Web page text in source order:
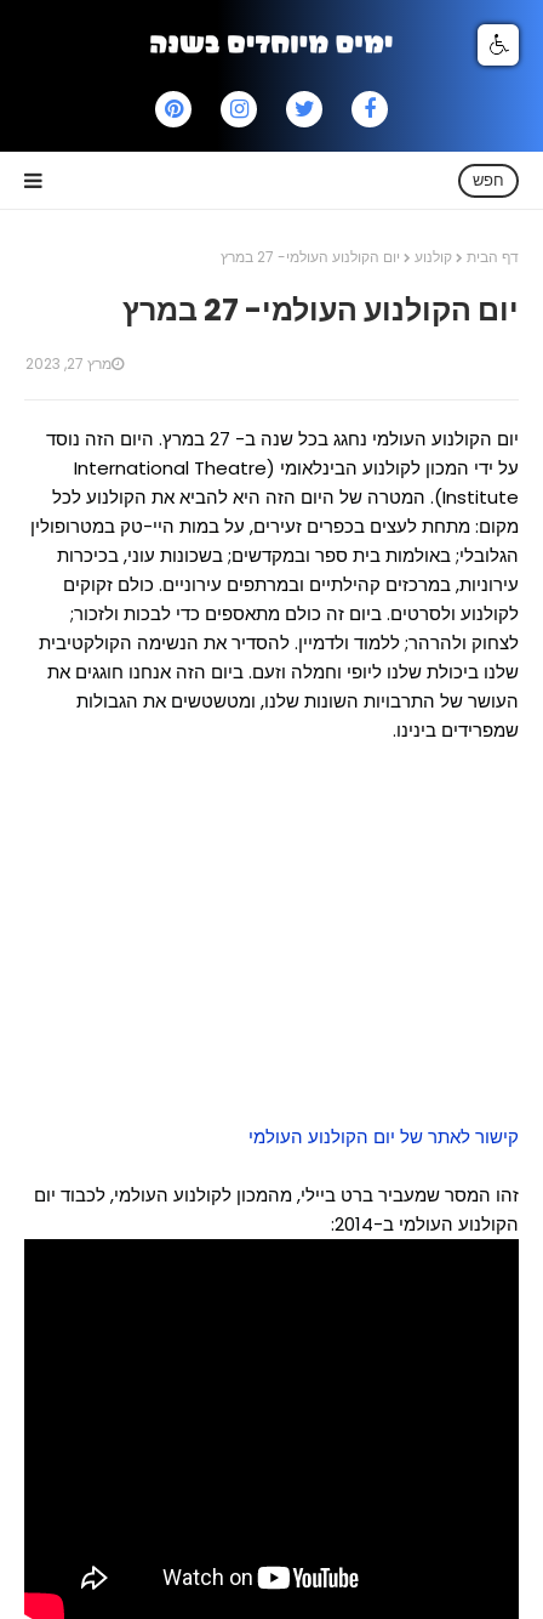
חפש
דף הבית קולנוע יום הקולנוע העולמי- 27 במרץ
יום הקולנוע העולמי- 27 במרץ
מרץ 27, 2023
יום הקולנוע העולמי נחגג בכל שנה ב- 27 במרץ. היום הזה נוסד
על ידי המכון לקולנוע הבינלאומי (International Theatre
Institute). המטרה של היום הזה היא להביא את הקולנוע לכל
מקום: מתחת לעצים בכפרים זעירים, על במות היי-טק במטרופולין
הגלובלי; באולמות בית ספר ובמקדשים; בשכונות עוני, בכיכרות
עירוניות, במרכזים קהילתיים ובמרתפים עירוניים. כולם זקוקים
לקולנוע ולסרטים. ביום זה כולם מתאספים כדי לבכות ולזכור;
לצחוק ולהרהר; ללמוד ולדמיין. להסדיר את הנשימה הקולקטיבית
שלנו ביכולת שלנו ליופי וחמלה וזעם. ביום הזה אנחנו חוגגים את
העושר של התרבויות השונות שלנו, ומטשטשים את הגבולות
שמפרידים בינינו.
קישור לאתר של יום הקולנוע העולמי
זהו המסר שמעביר ברט ביילי, מהמכון לקולנוע העולמי, לכבוד יום
הקולנוע העולמי ב-2014: